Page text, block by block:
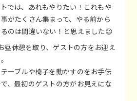
では、あれもやりたい！これもや
がたくさん集まって、やる前から
のは間違いない！と思えました😉
昼休憩を取り、ゲストの方をお迎え
ーブルや椅子を動かすのをお手伝
、最初のゲストの方がお見えにな